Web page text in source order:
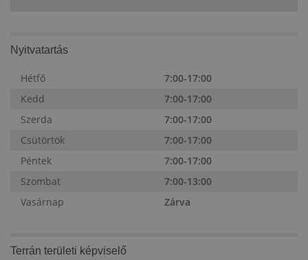
Nyitvatartás
Hétfő
7:00-17:00
Kedd
7:00-17:00
Szerda
7:00-17:00
Csütörtök
7:00-17:00
Péntek
7:00-17:00
Szombat
7:00-13:00
Vasárnap
Zárva
Terrán területi képviselő